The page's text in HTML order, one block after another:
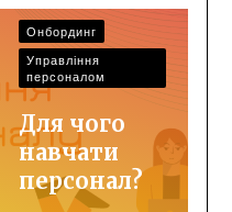
Онбординг
Управління
персоналом
Для чого
навчати
персонал?